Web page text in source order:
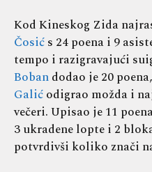
Kod Kineskog Zida
Čosićs 24 poena i 9
tempo i razigravajući
Bobandodao je 20
Galićodigrao možda i
večeri. Upisao je 11
3 ukradene lopte i 2
potvrdivši koliko znači